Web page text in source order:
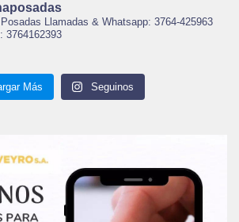
Llamadas & Whatsapp: 3764-425963
3764162393
Más Seguinos